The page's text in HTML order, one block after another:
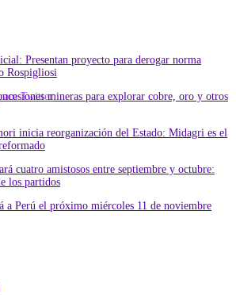
Presentan proyecto para derogar norma
Rospigliosi
mineras para explorar cobre, oro y otros
inicia reorganización del Estado: Midagri es el
cuatro amistosos entre septiembre y octubre:
los partidos
Perú el próximo miércoles 11 de noviembre
Twitter